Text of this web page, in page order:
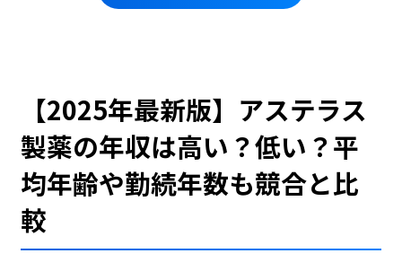
【2025年最新版】アステラス
製薬の年収は高い？低い？平
均年齢や勤続年数も競合と比
較